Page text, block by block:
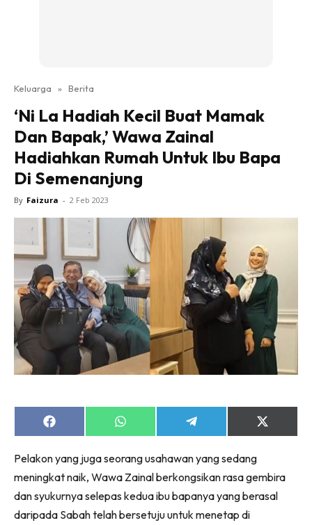
Keluarga » Berita
‘Ni La Hadiah Kecil Buat Mamak
Dan Bapak,’ Wawa Zainal
Hadiahkan Rumah Untuk Ibu Bapa
Di Semenanjung
By Faizura - 2 Feb 2023
Share
on
Share
on
Share
on
Share
on
Pelakon yang juga seorang usahawan yang sedang
meningkat naik, Wawa Zainal berkongsikan rasa gembira
dan syukurnya selepas kedua ibu bapanya yang berasal
daripada Sabah telah bersetuju untuk menetap di